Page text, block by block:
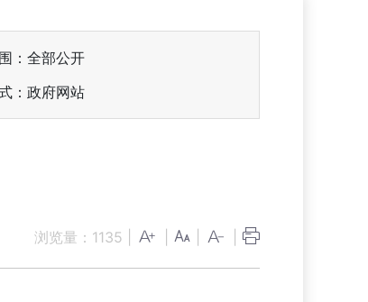
：全部公开
：政府网站
浏览量： 1135